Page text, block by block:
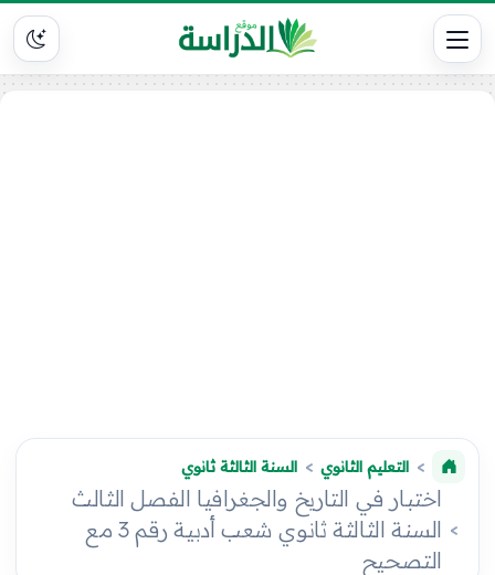
التعليم الثانوي السنة الثالثة ثانوي
اختبار في التاريخ والجغرافيا الفصل الثالث
السنة الثالثة ثانوي شعب أدبية رقم 3 مع
التصحيح